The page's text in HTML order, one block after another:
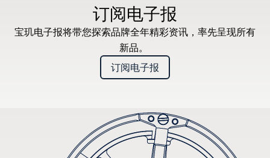
订阅电子报
宝玑电子报将带您探索品牌全年精彩资讯，率先呈现所有
新品。
订阅电子报